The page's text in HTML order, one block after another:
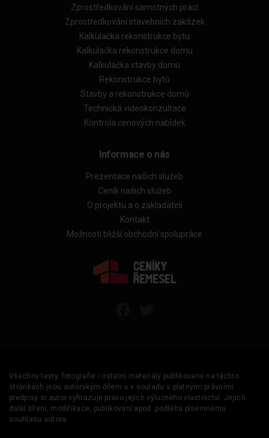
Zprostředkování samotných prací
Zprostředkování stavebních zakázek
Kalkulačka rekonstrukce bytu
Kalkulačka rekonstrukce domu
Kalkulačka stavby domu
Rekonstrukce bytů
Stavby a rekonstrukce domů
Technická videokonzultace
Kontrola cenových nabídek
Informace o nás
Prezentace našich služeb
Ceník našich služeb
O projektu a o zakladateli
Kontakt
Možnosti bližší obchodní spolupráce
Všechny texty, fotografie i ostatní materiály publikované na těchto
stránkách jsou autorským dílem a v souladu s platnými právními
předpisy si autor vyhrazuje právo jejich výlučného vlastnictví. Jejich
další šíření, modifikace, publikování apod. podléhá písemnému
souhlasu autora.